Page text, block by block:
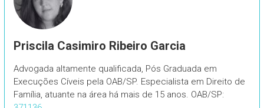
Priscila Casimiro Ribeiro Garcia
Advogada altamente qualificada, Pós Graduada em
Execuções Cíveis pela OAB/SP. Especialista em Direito de
Família, atuante na área há mais de 15 anos. OAB/SP: